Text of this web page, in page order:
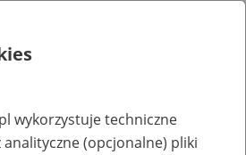
wykorzystuje techniczne
(opcjonalne) pliki